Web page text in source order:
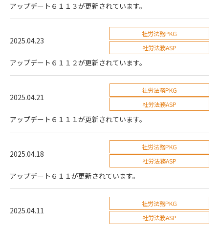
アップデート６１１３が更新されています。
2025.04.23
社労法務PKG
社労法務ASP
アップデート６１１２が更新されています。
2025.04.21
社労法務PKG
社労法務ASP
アップデート６１１１が更新されています。
2025.04.18
社労法務PKG
社労法務ASP
アップデート６１１が更新されています。
2025.04.11
社労法務PKG
社労法務ASP